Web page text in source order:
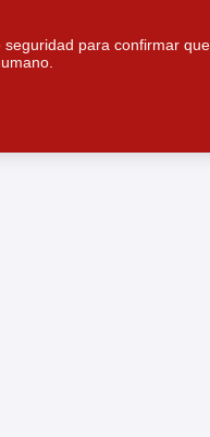
para confirmar que